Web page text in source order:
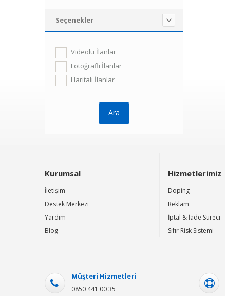
Seçenekler
Videolu İlanlar
Fotoğraflı İlanlar
Haritalı İlanlar
Kurumsal
İletişim
Destek Merkezi
Yardım
Blog
Hizmetlerimiz
Doping
Reklam
İptal & İade Süreci
Sıfır Risk Sistemi
Müşteri Hizmetleri
0850 441 00 35